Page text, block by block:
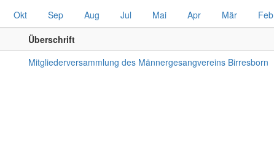
Okt Sep Aug Jul Mai Apr Mär Feb
Überschrift
Mitgliederversammlung des Männergesangvereins Birresborn